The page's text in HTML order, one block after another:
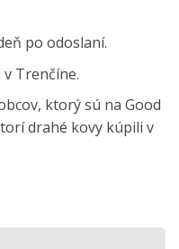
po odoslaní.
Trenčíne.
ktorý sú na Good
drahé kovy kúpili v